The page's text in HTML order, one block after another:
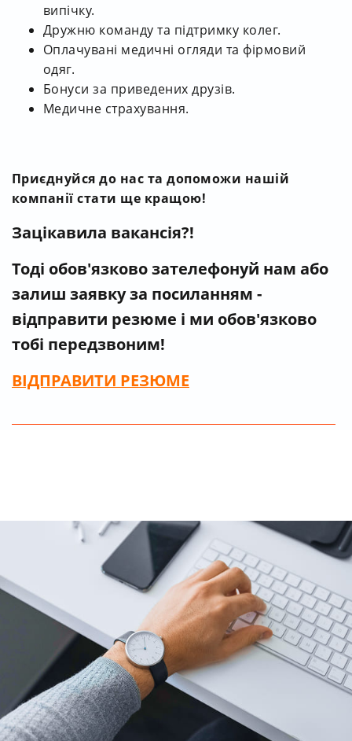
випічку.
Дружню команду та підтримку колег.
Оплачувані медичні огляди та фірмовий
одяг.
Бонуси за приведених друзів.
Медичне страхування.
Приєднуйся до нас та допоможи нашій
компанії стати ще кращою!
Зацікавила вакансія?!
Тоді обов'язково зателефонуй нам або
залиш заявку за посиланням -
відправити резюме і ми обов'язково
тобі передзвоним!
ВІДПРАВИТИ РЕЗЮМЕ